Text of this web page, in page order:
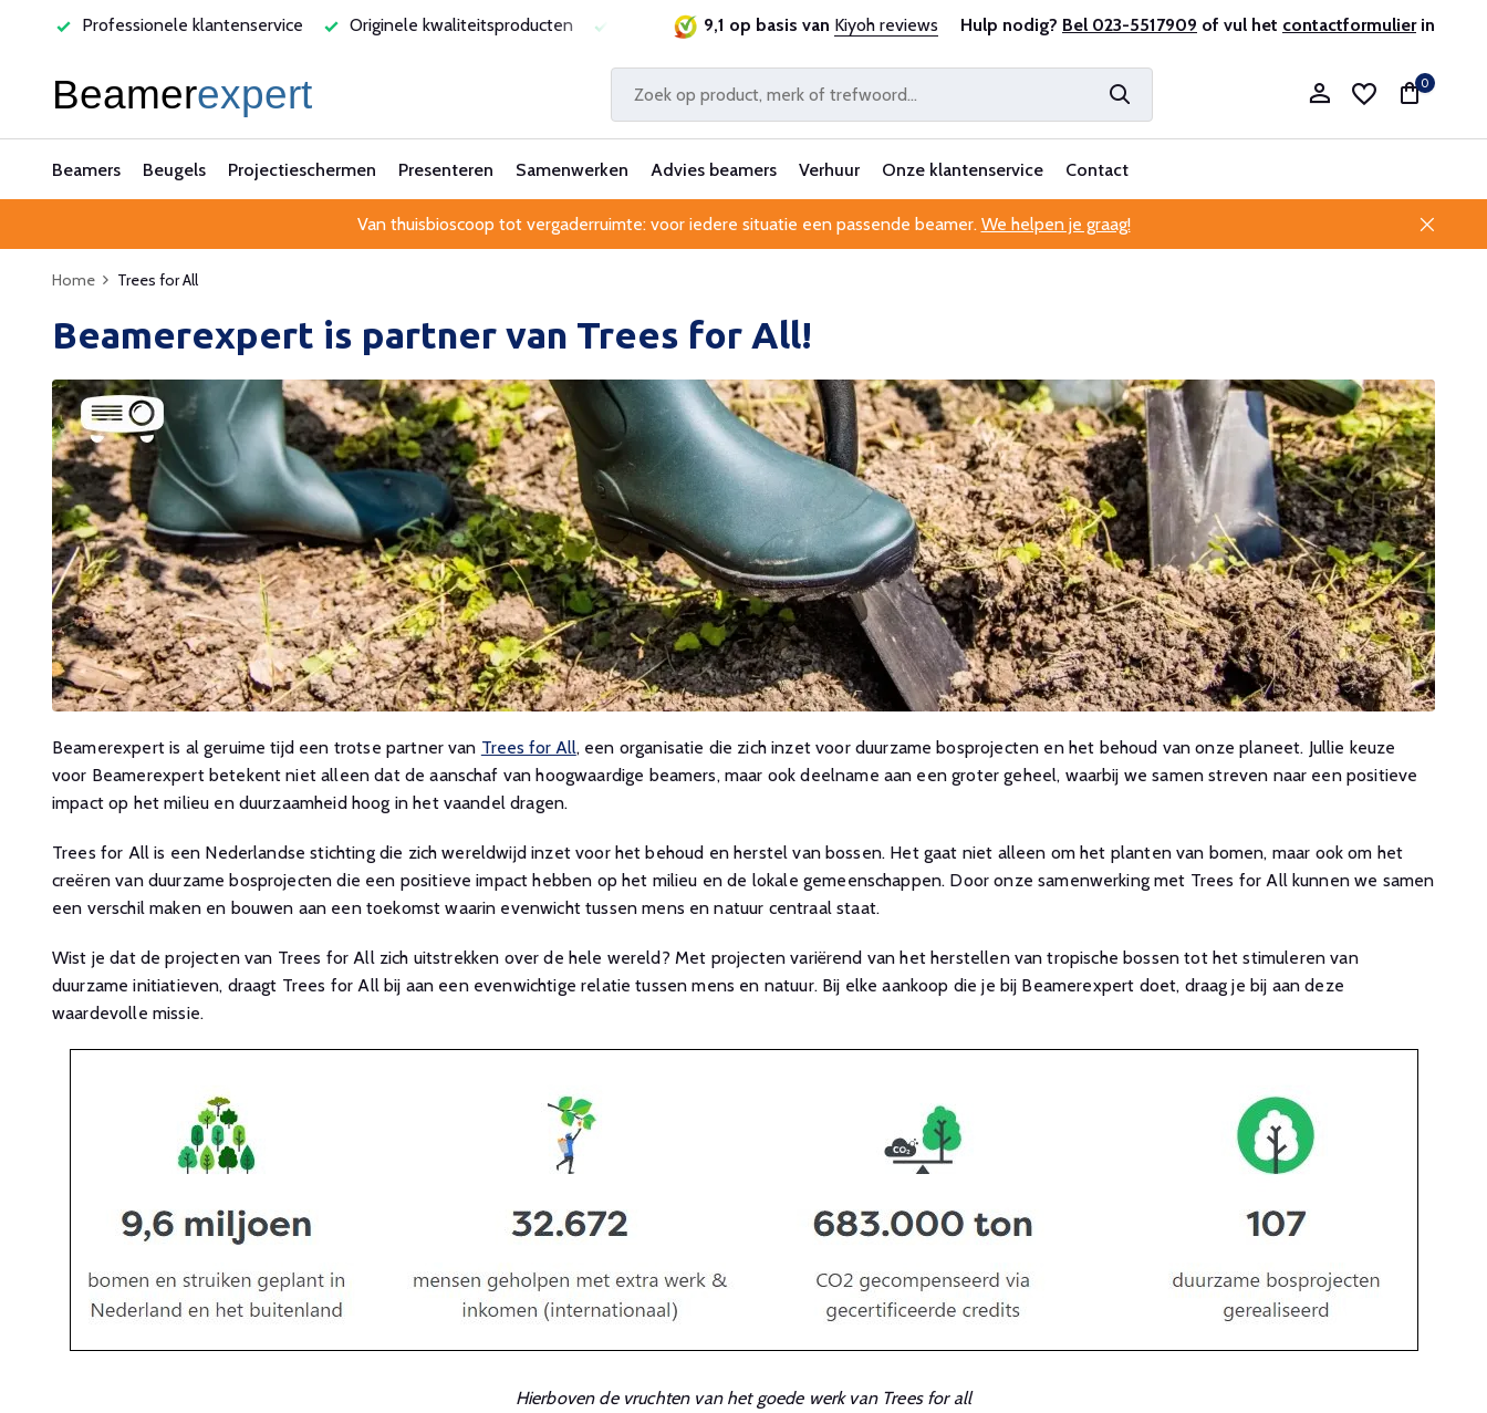
Professionele klantenservice Originele kwaliteitsproducten Laagste prijsgarantie Al 25 jaar betrouwbaar en ervaren Professionele klantenservice
9,1 op basis van Kiyoh reviews Hulp nodig? Bel 023-5517909 of vul het contactformulierin
0
Beamers Beugels Projectieschermen Presenteren Samenwerken Advies beamers Verhuur Onze klantenservice Contact
Van thuisbioscoop tot vergaderruimte: voor iedere situatie een passende beamer. We helpen je graag!
Home Trees for All
Beamerexpert is partner van Trees for All!
Beamerexpert is al geruime tijd een trotse partner van Trees for All, een organisatie die zich inzet voor duurzame bosprojecten en het behoud van onze planeet. Jullie keuze
voor Beamerexpert betekent niet alleen dat de aanschaf van hoogwaardige beamers, maar ook deelname aan een groter geheel, waarbij we samen streven naar een positieve
impact op het milieu en duurzaamheid hoog in het vaandel dragen.
Trees for All is een Nederlandse stichting die zich wereldwijd inzet voor het behoud en herstel van bossen. Het gaat niet alleen om het planten van bomen, maar ook om het
creëren van duurzame bosprojecten die een positieve impact hebben op het milieu en de lokale gemeenschappen. Door onze samenwerking met Trees for All kunnen we samen
een verschil maken en bouwen aan een toekomst waarin evenwicht tussen mens en natuur centraal staat.
Wist je dat de projecten van Trees for All zich uitstrekken over de hele wereld? Met projecten variërend van het herstellen van tropische bossen tot het stimuleren van
duurzame initiatieven, draagt Trees for All bij aan een evenwichtige relatie tussen mens en natuur. Bij elke aankoop die je bij Beamerexpert doet, draag je bij aan deze
waardevolle missie.
Hierboven de vruchten van het goede werk van Trees for all